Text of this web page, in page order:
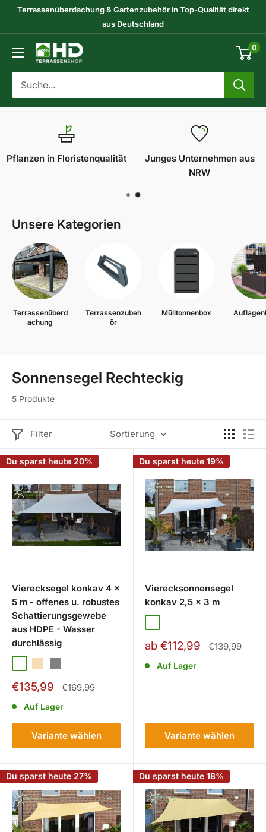
DirektTerrassenüberdachung & Gartenzubehör in Top-Qualität direkt
aus Deutschland
HD-
Terrassenshop
GmbH
0
Pflanzen in Floristenqualität
Junges Unternehmen aus
NRW
Unsere Kategorien
Terrassenüberd
achung
Terrassenzubeh
ör
Mülltonnenbox
Sonnensegel Rechteckig
5 Produkte
Filter Sortierung
Du sparst heute 20%
Vierecksegel konkav 4 x
5 m - offenes u. robustes
Schattierungsgewebe
aus HDPE - Wasser
durchlässig
Sonderpreis
€135,99 Normalpreis
€169,99
Auf Lager
Variante wählen
Du sparst heute 19%
Vierecksonnensegel
konkav 2,5 x 3 m
Sonderpreis
ab €112,99 Normalpreis
€139,99
Auf Lager
Variante wählen
Du sparst heute 27% Du sparst heute 18%